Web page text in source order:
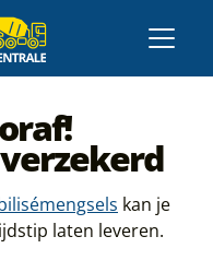
kan je
laten leveren.